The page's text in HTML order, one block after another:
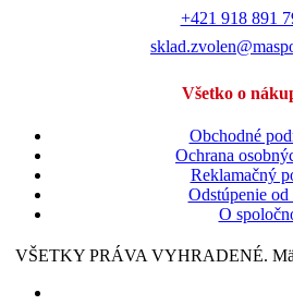
+421 918 891
Všetko o
Obchodné
Ochrana
Reklamačný
Odstúpenie
O
VŠETKY PRÁVA VYHRADENÉ.